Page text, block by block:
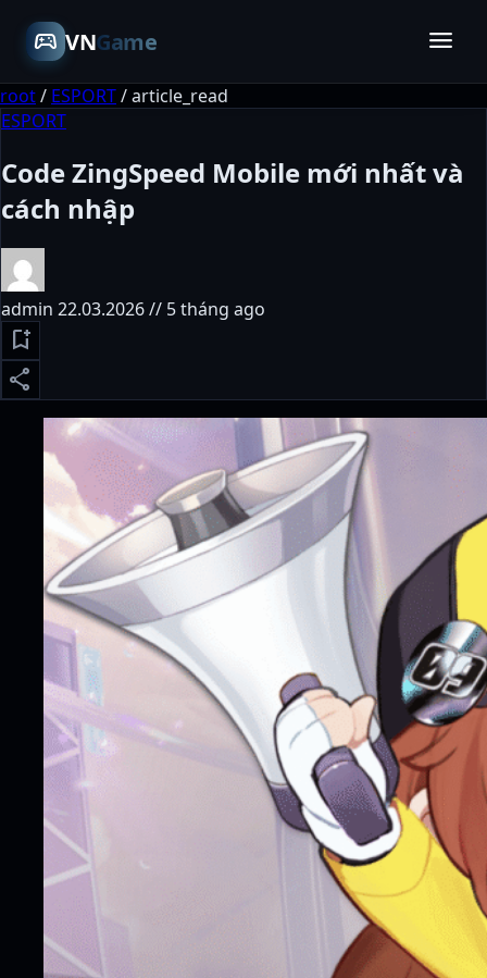
sports_esports VNGame menu
root/ ESPORT/article_read
ESPORT
Code ZingSpeed Mobile mới nhất và
cách nhập
admin 22.03.2026 // 5 tháng ago
bookmark_add
share